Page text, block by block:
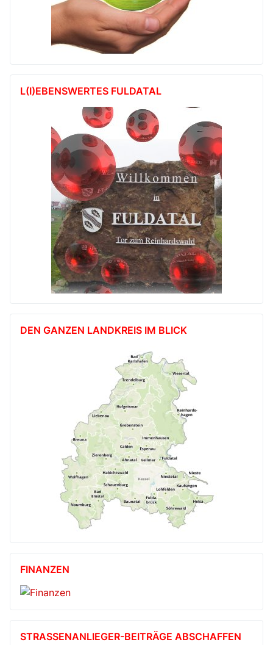
L(I)EBENSWERTES FULDATAL
DEN GANZEN LANDKREIS IM BLICK
FINANZEN
STRASSENANLIEGER-BEITRÄGE ABSCHAFFEN